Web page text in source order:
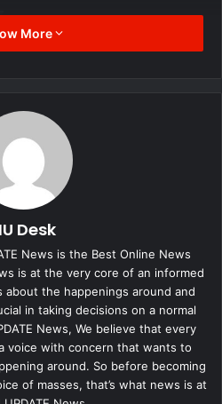
योजना में शामिल नहीं हो सके, उन्हें एक
क्योंकि केरल, राजस्थान और दिल्ली के उच्च
मुद्दे पर स्पष्टता का अभाव था। पीठ ने 2014
दिया कि कर्मचारियों को 15,000 रुपये से
योगदान देना होगा। हालांकि,
कर्मचारी भविष्य निधि संगठन और केंद्र ने
के उस फैसले को चुनौती दी थी,
गया था।
More
Desk
News is the Best Online News
is at the very core of an informed
the happenings around and
in taking decisions on a normal
News, We believe that every
voice with concern that wants to
around. So before becoming
of masses, that’s what news is at